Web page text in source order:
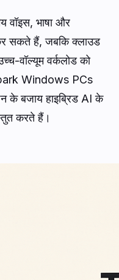
वॉइस, भाषा और
सकते हैं, जबकि क्लाउड
वॉल्यूम वर्कलोड को
Windows PCs
के बजाय हाइब्रिड AI के
करते हैं।